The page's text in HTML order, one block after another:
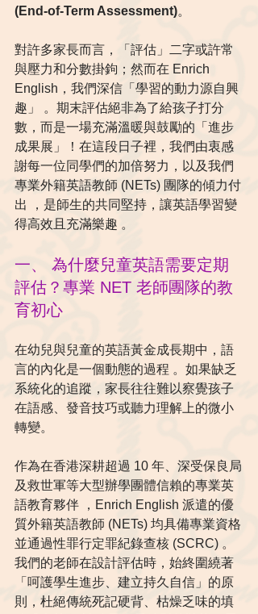
(End-of-Term Assessment)。
對許多家長而言，「評估」二字或許常
與壓力和分數掛鉤；然而在 Enrich
English，我們深信「學習的動力源自興
趣」 。期末評估絕非為了給孩子打分
數，而是一場充滿溫暖與鼓勵的「進步
成果展」！在這段日子裡，我們由衷感
謝每一位同學們的加倍努力，以及我們
專業外籍英語教師 (NETs) 團隊的傾力付
出 ，是師生的共同堅持，讓英語學習變
得高效且充滿樂趣 。
一、 為什麼兒童英語需要定期
評估？專業 NET 老師團隊的教
育初心
在幼兒與兒童的英語黃金成長期中，語
言的內化是一個動態的過程 。如果缺乏
系統化的追蹤，家長往往難以察覺孩子
在語感、發音技巧或聽力理解上的微小
轉變。
作為在香港深耕超過 10 年、深受保良局
及救世軍等大型辦學團體信賴的專業英
語教育夥伴 ，Enrich English 派遣的優
質外籍英語教師 (NETs) 均具備專業資格
並通過性罪行定罪紀錄查核 (SCRC) 。
我們的老師在設計評估時，始終圍繞著
「呵護學生進步、建立持久自信」的原
則，杜絕傳統死記硬背、枯燥乏味的填